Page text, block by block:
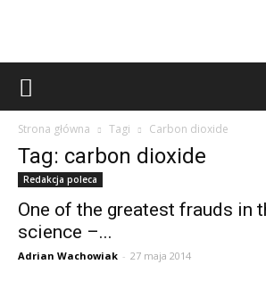
Strona główna Tagi Carbon dioxide
Tag: carbon dioxide
Redakcja poleca
One of the greatest frauds in
science –...
Adrian Wachowiak - 27 maja 2014